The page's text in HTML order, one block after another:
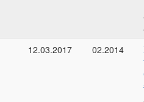
12.03.2017
02.2014